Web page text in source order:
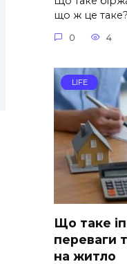
що ж це таке?
0 4
LIFE
Що таке
переваги
на житло